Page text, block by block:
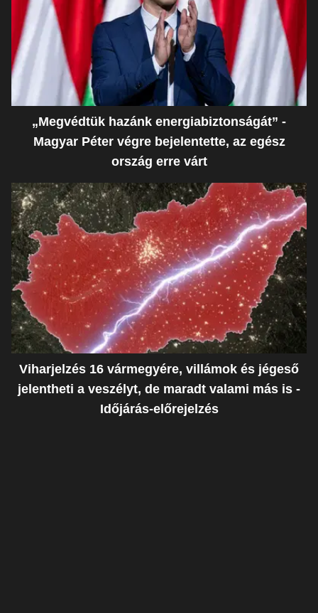
„Megvédtük hazánk energiabiztonságát” -
Magyar Péter végre bejelentette, az egész
ország erre várt
Viharjelzés 16 vármegyére, villámok és jégeső
jelentheti a veszélyt, de maradt valami más is -
Időjárás-előrejelzés